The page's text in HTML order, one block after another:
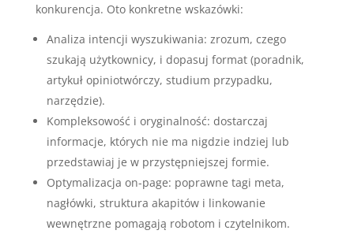
konkurencja. Oto konkretne wskazówki:
Analiza intencji wyszukiwania: zrozum, czego
szukają użytkownicy, i dopasuj format (poradnik,
artykuł opiniotwórczy, studium przypadku,
narzędzie).
Kompleksowość i oryginalność: dostarczaj
informacje, których nie ma nigdzie indziej lub
przedstawiaj je w przystępniejszej formie.
Optymalizacja on-page: poprawne tagi meta,
nagłówki, struktura akapitów i linkowanie
wewnętrzne pomagają robotom i czytelnikom.